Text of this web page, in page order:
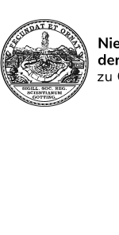
Search